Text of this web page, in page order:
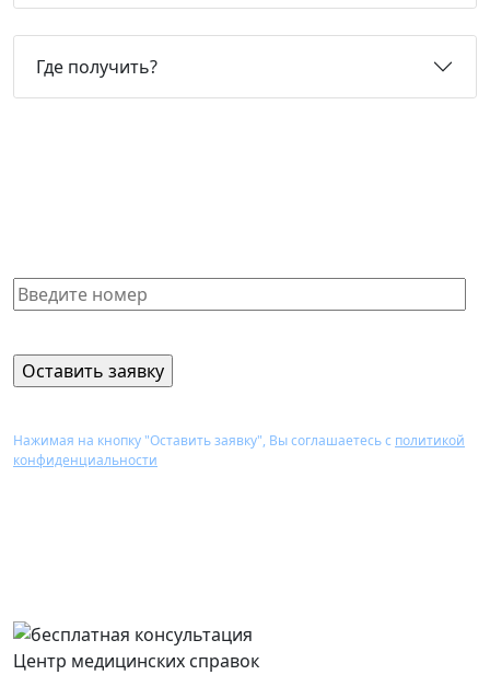
Где получить?
Нажимая на кнопку "Оставить заявку", Вы соглашаетесь с политикой
конфиденциальности
Центр медицинских справок